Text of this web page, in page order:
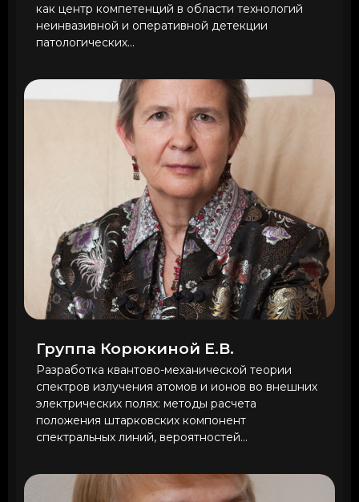
как центр компетенций в области технологий
неинвазивной и оперативной детекции
патологических...
Группа Корюкиной Е.В.
Разработка квантово-механической теории
спектров излучения атомов и ионов во внешних
электрических полях: методы расчета
положения штарковских компонент
спектральных линий, вероятностей...